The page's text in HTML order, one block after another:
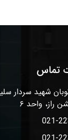
تماس
شهید سردار
راز، واحد ۶
021-